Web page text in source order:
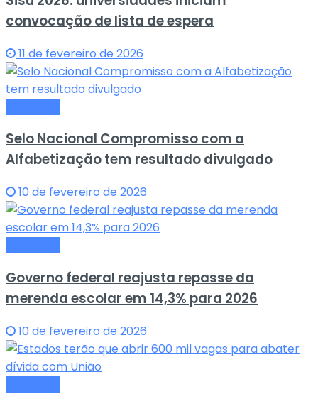
convocação de lista de espera
11 de fevereiro de 2026
Selo Nacional Compromisso com a
Alfabetização tem resultado divulgado
10 de fevereiro de 2026
Governo federal reajusta repasse da
merenda escolar em 14,3% para 2026
10 de fevereiro de 2026